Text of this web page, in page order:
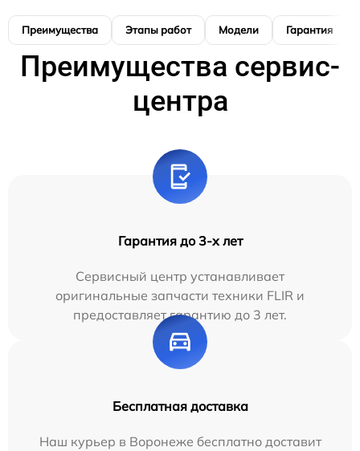
Преимущества Этапы работ Модели Гарантия
Преимущества сервис-
центра
Гарантия до 3-х лет
Сервисный центр устанавливает
оригинальные запчасти техники FLIR и
предоставляет гарантию до 3 лет.
Бесплатная доставка
Наш курьер в Воронеже бесплатно доставит